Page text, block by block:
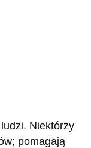
Niektórzy
pomagają